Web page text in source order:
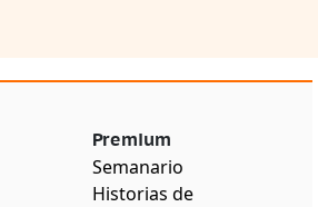
Premium
Semanario
Historias de